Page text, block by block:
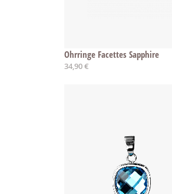
Ohrringe Facettes Sapphire
34,90 €